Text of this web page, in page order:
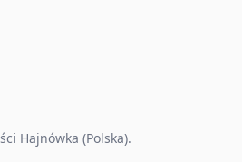
Hajnówka (Polska).